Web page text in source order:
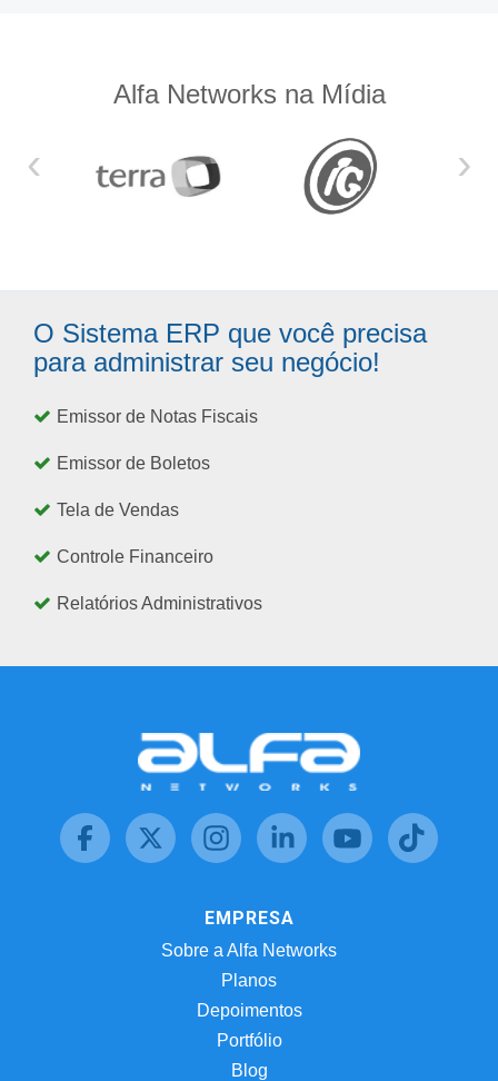
Alfa Networks na Mídia
‹ ›
O Sistema ERP que você precisa
para administrar seu negócio!
Emissor de Notas Fiscais
Emissor de Boletos
Tela de Vendas
Controle Financeiro
Relatórios Administrativos
EMPRESA
Sobre a Alfa Networks
Planos
Depoimentos
Portfólio
Blog